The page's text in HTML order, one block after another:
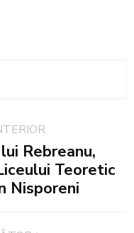
Rebreanu,
Teoretic
Nisporeni